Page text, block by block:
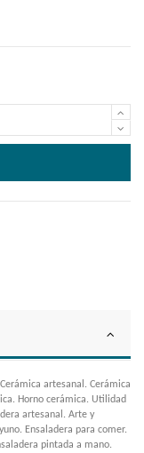
artesanal. Cerámica
Horno cerámica. Utilidad
artesanal. Arte y
Ensaladera para comer.
pintada a mano.